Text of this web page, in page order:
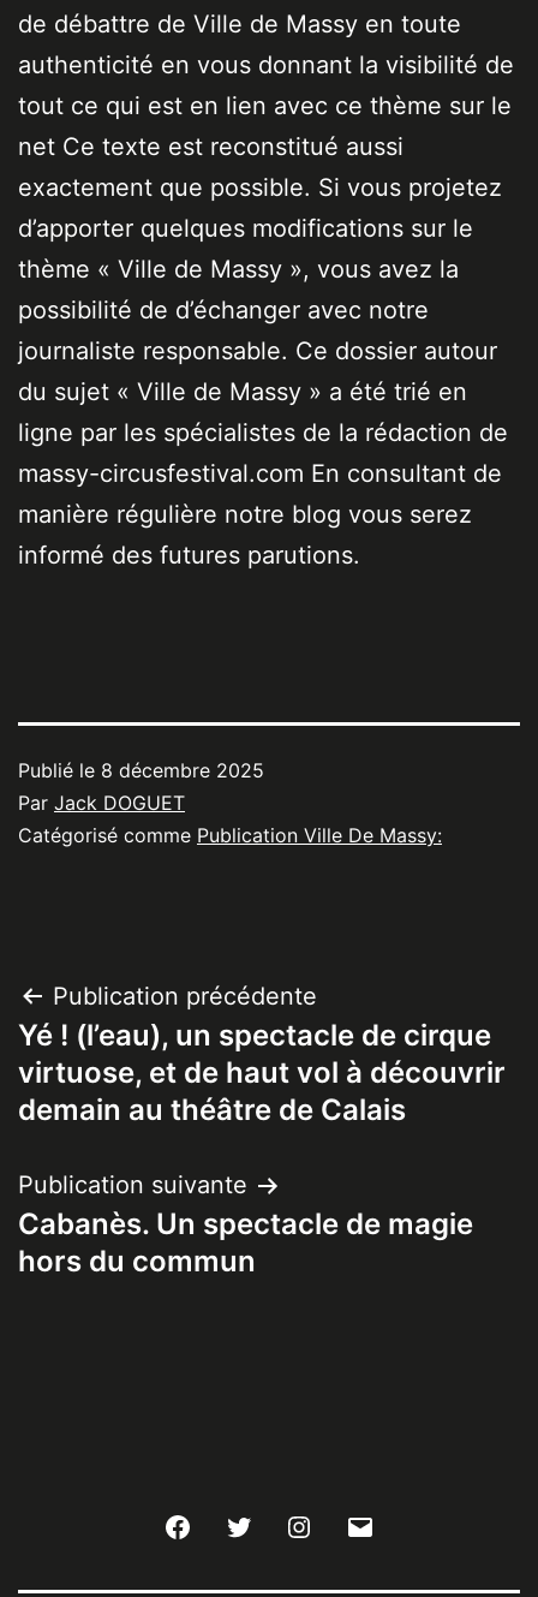
de débattre de Ville de Massy en toute
authenticité en vous donnant la visibilité de
tout ce qui est en lien avec ce thème sur le
net Ce texte est reconstitué aussi
exactement que possible. Si vous projetez
d’apporter quelques modifications sur le
thème « Ville de Massy », vous avez la
possibilité de d’échanger avec notre
journaliste responsable. Ce dossier autour
du sujet « Ville de Massy » a été trié en
ligne par les spécialistes de la rédaction de
massy-circusfestival.com En consultant de
manière régulière notre blog vous serez
informé des futures parutions.
Publié le 8 décembre 2025
Par Jack DOGUET
Catégorisé comme Publication Ville De Massy:
Navigation
de
l’article
Publication précédente
Yé ! (l’eau), un spectacle de cirque
virtuose, et de haut vol à découvrir
demain au théâtre de Calais
Publication suivante
Cabanès. Un spectacle de magie
hors du commun
FacebookTwitter Instagram